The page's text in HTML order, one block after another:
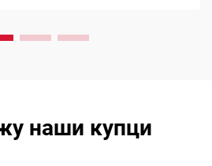
наши купци